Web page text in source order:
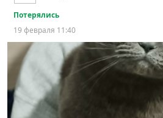
Потерялись
19 февраля 11:40